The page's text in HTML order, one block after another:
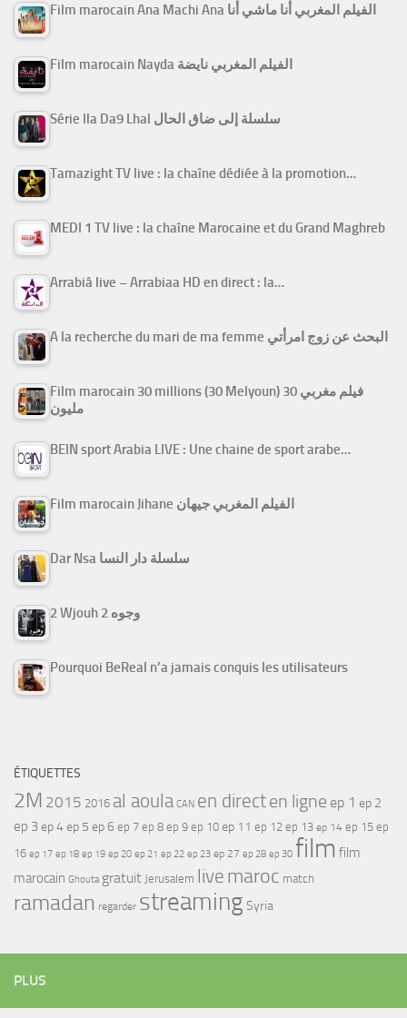
Film marocain Ana Machi Ana الفيلم المغربي أنا ماشي أنا
Film marocain Nayda الفيلم المغربي نايضة
Série Ila Da9 Lhal سلسلة إلى ضاق الحال
Tamazight TV live : la chaîne dédiée à la promotion…
MEDI 1 TV live : la chaîne Marocaine et du Grand Maghreb
Arrabiâ live – Arrabiaa HD en direct : la…
A la recherche du mari de ma femme البحث عن زوج امرأتي
Film marocain 30 millions (30 Melyoun) فيلم مغربي 30
مليون
BEIN sport Arabia LIVE : Une chaine de sport arabe…
Film marocain Jihane الفيلم المغربي جيهان
Dar Nsa سلسلة دار النسا
2 Wjouh 2 وجوه
Pourquoi BeReal n’a jamais conquis les utilisateurs
ÉTIQUETTES
2M 2015 2016 al aoula CAN en directen ligne ep 1 ep 2
ep 3ep 4ep 5 ep 6 ep 7 ep 8 ep 9 ep 10 ep 11 ep 12 ep 13 ep 14 ep 15 ep
16 ep 17 ep 18 ep 19 ep 20 ep 21 ep 22 ep 23 ep 27 ep 28 ep 30 film film
marocain Ghouta gratuit Jerusalem live maroc match
ramadan regarder streamingSyria
PLUS